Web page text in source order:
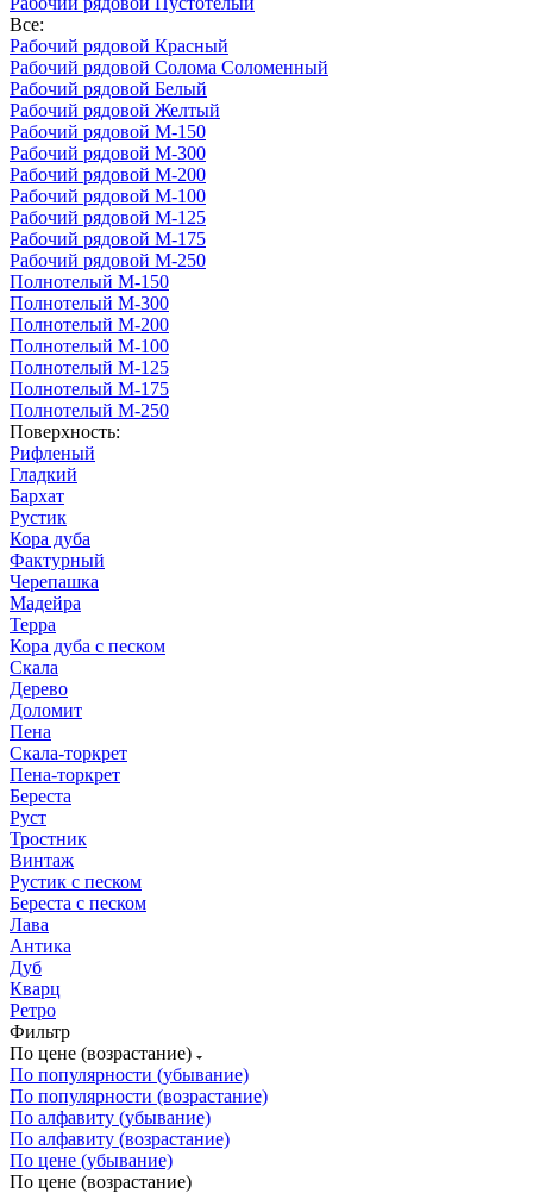
Все:
Рабочий рядовой Красный
Рабочий рядовой Солома Соломенный
Рабочий рядовой Белый
Рабочий рядовой Желтый
Рабочий рядовой М-150
Рабочий рядовой М-300
Рабочий рядовой М-200
Рабочий рядовой М-100
Рабочий рядовой М-125
Рабочий рядовой М-175
Рабочий рядовой М-250
Полнотелый М-150
Полнотелый М-300
Полнотелый М-200
Полнотелый М-100
Полнотелый М-125
Полнотелый М-175
Полнотелый М-250
Поверхность:
Рифленый
Гладкий
Бархат
Рустик
Кора дуба
Фактурный
Черепашка
Мадейра
Терра
Кора дуба с песком
Скала
Дерево
Доломит
Пена
Скала-торкрет
Пена-торкрет
Береста
Руст
Тростник
Винтаж
Рустик с песком
Береста с песком
Лава
Антика
Дуб
Кварц
Ретро
Фильтр
По цене (возрастание)
По популярности (убывание)
По популярности (возрастание)
По алфавиту (убывание)
По алфавиту (возрастание)
По цене (убывание)
По цене (возрастание)